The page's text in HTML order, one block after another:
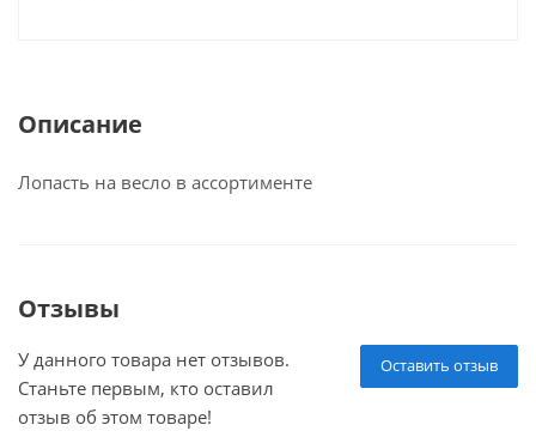
Описание
Лопасть на весло в ассортименте
Отзывы
Оставить отзыв
У данного товара нет отзывов.
Станьте первым, кто оставил
отзыв об этом товаре!